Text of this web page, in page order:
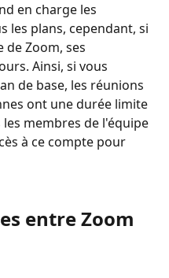
en charge les
les plans, cependant, si
de Zoom, ses
Ainsi, si vous
de base, les réunions
ont une durée limite
membres de l'équipe
à ce compte pour
entre Zoom